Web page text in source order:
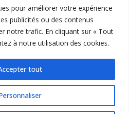
pour améliorer votre expérience
publicités ou des contenus
notre trafic. En cliquant sur « Tout
à notre utilisation des cookies.
tout
All Rights
Reserved.